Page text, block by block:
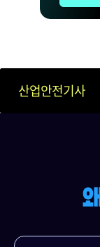
산업안전기사